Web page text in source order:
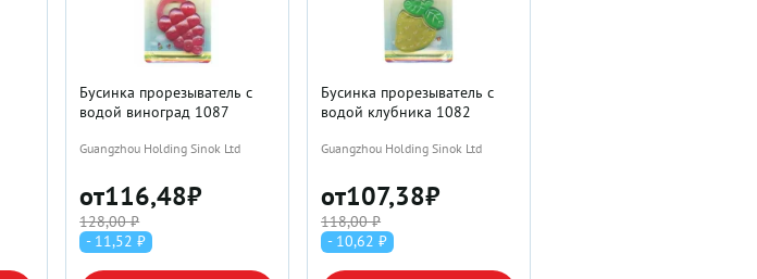
Бусинка прорезыватель с
водой виноград 1087
Guangzhou Holding Sinok Ltd
от116,48₽
128,00 ₽
- 11,52 ₽
Бусинка прорезыватель с
водой клубника 1082
Guangzhou Holding Sinok Ltd
от107,38₽
118,00 ₽
- 10,62 ₽